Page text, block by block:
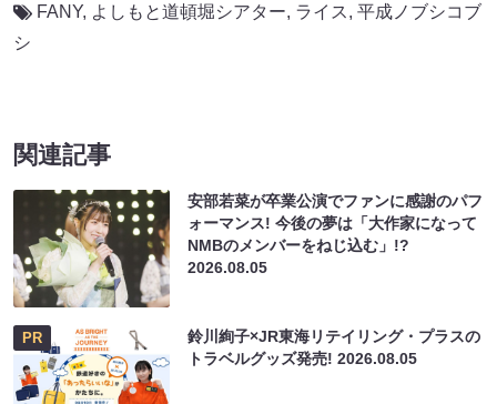
FANY, よしもと道頓堀シアター, ライス, 平成ノブシコブ
シ
関連記事
安部若菜が卒業公演でファンに感謝のパフ
ォーマンス! 今後の夢は「大作家になって
NMBのメンバーをねじ込む」!?
2026.08.05
PR
鈴川絢子×JR東海リテイリング・プラスの
トラベルグッズ発売!2026.08.05